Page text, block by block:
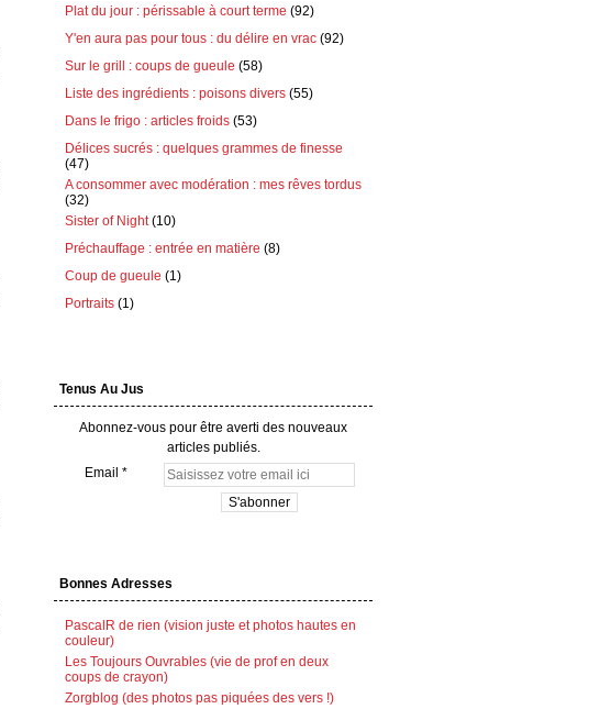
Plat du jour : périssable à court terme (92)
Y'en aura pas pour tous : du délire en vrac (92)
Sur le grill : coups de gueule (58)
Liste des ingrédients : poisons divers (55)
Dans le frigo : articles froids (53)
Délices sucrés : quelques grammes de finesse
(47)
A consommer avec modération : mes rêves tordus
(32)
Sister of Night(10)
Préchauffage : entrée en matière (8)
Coup de gueule (1)
Portraits (1)
Tenus Au Jus
Abonnez-vous pour être averti des nouveaux
articles publiés.
Email
Bonnes Adresses
PascalR de rien (vision juste et photos hautes en
couleur)
Les Toujours Ouvrables (vie de prof en deux
coups de crayon)
Zorgblog (des photos pas piquées des vers !)